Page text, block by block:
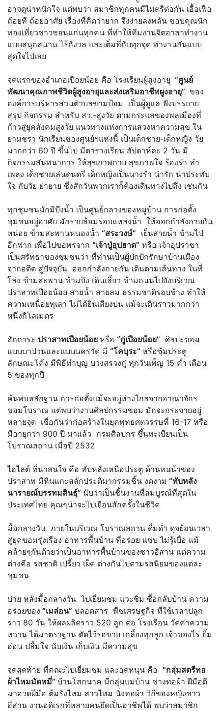
อาจดูน่าหนักใจ แต่พบว่า สมาชิกทุกคนมีไมตรีต่อกัน เอื้อเฟือ
ถ้อยที ถ้อยอาศัย เรื่องที่คิดว่ายาก จึงง่ายลงพลัน ขอบคุณนัก
ท่องเที่ยวชาวขอนแก่นทุกคน ที่ทำให้ทีมงานจิตอาสาทำงาน
แบบสนุกสนาน ไร้กังวล และเต็มที่กับทุกจุด ทำงานกันแบบ
สุดใจไปเลย
จุดแรกของอำเภอเปือยน้อย คือ โรงเรียนผู้สูงอายุ “ศูนย์
พัฒนาคุณภาพชีวิตผู้สูงอายุและส่งเสริมอาชีพผูงอายุ” ของ
องค์การบริหารส่วนตำบลขามป้อม เป็นผู้ดูแล ฟังบรรยาย
สรุป กิจกรรม สำหรับ สว.-สูงวัย ตามกระแสของพลเมืองที่
ก้าวสู่ยุคสังคมสูงวัย แนวทางแห่งการแสวงหาความสุข ใน
ยามชรา นักเรียนของศูนย์ฯแห่งนี้ เป็นเด็กชาย-เด็กหญิง วัย
มากกว่า 60 ปี ขึ้นไป มีตารางเรียน สัปดาห์ละ 2 วัน มี
กิจกรรมสันทนาการ ให้สุขภาพกาย สุขภาพใจ ร้องรำ ทำ
เพลง เด็กชายเล่นดนตรี เด็กหญิงเป็นนางรำ น่ารัก น่าประทับ
ใจ กับวัย ย่ายาย ซึ่งสักวันพวกเราก็ต้องเดินทางไปถึง เช่นกัน
ทุกชุมชนมักมีบึงน้ำ เป็นศูนย์กลางของหมู่บ้าน การก่อตั้ง
ชุมชนอยู่อาศัย มักรายล้อมรอบแหล่งน้ำ ให้ออกกำลังกายกัน
หน่อย ข้ามสะพานหนองน้ำ “สระวงษ์” เย็นสายน้ำ ข้ามไป
อีกฟาก เพื่อไปขอพรจาก “เจ้าปู่อุปฮาด” หรือ เจ้าอุปราชา
เป็นศรัทธาของชุมชนว่า ที่ท่านเป็นผู้ปกปักรักษาบ้านเมือง
จากอดีต สู่ปัจจุบัน ออกกำลังกายกัน เดินตามเส้นทาง ในที่
โล่ง ข้ามสะพาน ข้ามบึง เดินเลี้ยว ข้ามถนนไปยังบริเวณ
ปราสาทเปือยน้อย สายน้ำ สายลม ธรรมชาติรอบข้าง ทำให้
ความเหนื่อยทุเลา ไม่ได้ยินเสียงบ่น แม้จะเดินราวมากกว่า
หนึ่งกิโลเมตร
สักการะ ปราสาทเปือยน้อย หรือ “กู่เปือยน้อย” ศิลปะขอม
แบบบาปวนและแบบนครวัด มี “โคบุระ” หรือซุ้มประตู
ลักษณะโค้ง มีพิธีทำบุญ บวงสรวงกู่ ทุกวันเพ็ญ 15 ค่ำ เดือน
5 ของทุกปี
ค้นพบหลักฐาน การก่อตั้งแม้จะอยู่ห่างไกลจากอาณาจักร
ขอมโบราณ แต่พบว่างานศิลปกรรมขอม มักจะกระจายอยู่
หลายจุด เชื่อกันว่าก่อสร้างในยุคพุทธศตวรรษที่ 16-17 หรือ
มีอายุกว่า 900 ปี มาแล้ว กรมศิลปกร ขึ้นทะเบียนเป็น
โบราณสถาน เมื่อปี 2532
ไฮไลต์ ที่น่าสนใจ คือ ทับหลังเหนือประตู ด้านหนน้าของ
ปราสาท มีหินแกะสลักประติมากรรมชิ้น งดงาม “ทับหลัง
นารายณ์บรรทมสินธุ์” นับว่าเป็นชิ้นงานที่สมบูรณ์ที่สุดใน
ประเทศไทย คุณๆน่าจะไปเยือนสักครั้งในชีวิต
มื้อกลางวัน ภายในบริเวณ โบราณสถาน ดื่มด่ำ ดุจย้อนเวลา
สู่ยุคขอมรุ่งเรือง อาหารพื้นบ้าน ที่อร่อย แซ่บ ไม่รู้เบื่อ แม้
คล้ายๆกันด้วยว่าเป็นอาหารพื้นบ้านของชาวอีสาน แต่ความ
ต่างคือ รสชาติ เปรี้ยว เผ็ด ต่างกันไปตามรสนิยมของแต่ละ
ชุมชน
บ่าย หลังมื้อกลางวัน ไปเยี่ยมชม แวะชิม ซื้อกลับบ้าน ความ
อร่อยของ “เมล่อน” ปลอดสาร พืชเศรษฐกิจ ที่ใช้เวลาปลูก
ราว 80 วัน ให้ผลผลิตราว 520 ลูก ต่อ โรงเรือน วัดค่าความ
หวาน ได้มาตราฐาน ตัดไว้รอขาย เกลี้ยงทุกลูก เจ้าของไร่ ยิ้ม
อ่อน ปลื้มใจ นับเงิน เก็บเงิน มีความสุข
จุดสุดท้าย ที่คณะไปเยี่ยมชม และอุดหนุน คือ “กลุ่มสตรีทอ
ผ้าไหมมัดหมี่” บ้านโสกนาค มีกลุ่มแม่บ้าน ช่างทอผ้า ฝีมือดี
มาอวดฝีมือ ต้มรังไหม สาวไหม นั่งทอผ้า วิถีของหญิงชาว
อีสาน งานอดิเรกที่หลายคนยึดเป็นอาชีพได้ พบว่าสมาชิก